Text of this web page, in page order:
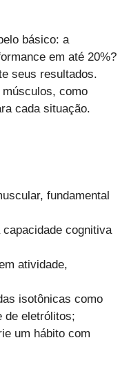
básico: a
em até 20%?
seus resultados.
como
cada situação.
fundamental
cognitiva
atividade,
isotônicas como
de eletrólitos;
um hábito com